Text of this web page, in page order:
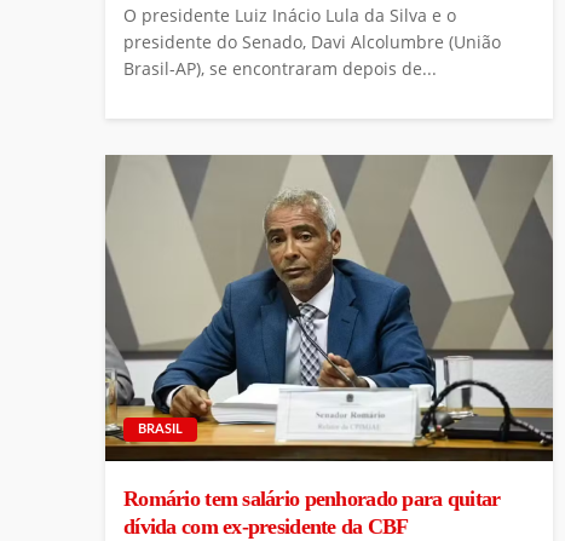
O presidente Luiz Inácio Lula da Silva e o
presidente do Senado, Davi Alcolumbre (União
Brasil-AP), se encontraram depois de...
BRASIL
Romário tem salário penhorado para quitar
dívida com ex-presidente da CBF